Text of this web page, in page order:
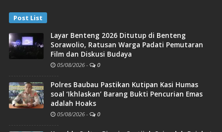
Post List
Layar Benteng 2026 Ditutup di Benteng
Sorawolio, Ratusan Warga Padati Pemutaran
Film dan Diskusi Budaya
05/08/2026 - 0
Polres Baubau Pastikan Kutipan Kasi Humas
soal ‘Ikhlaskan’ Barang Bukti Pencurian Emas
adalah Hoaks
05/08/2026 - 0